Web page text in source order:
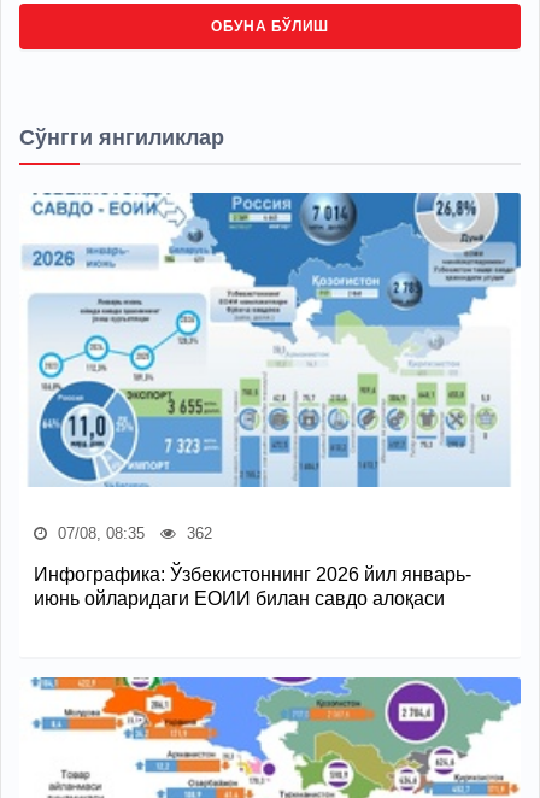
ОБУНА БЎЛИШ
Сўнгги янгиликлар
07/08, 08:35 362
Инфографика: Ўзбекистоннинг 2026 йил январь-
июнь ойларидаги ЕОИИ билан савдо алоқаси